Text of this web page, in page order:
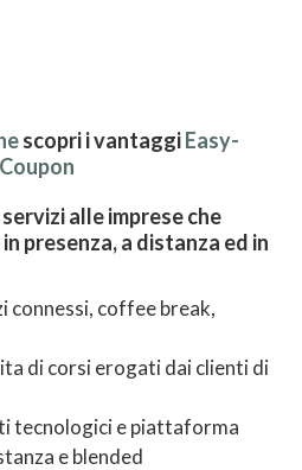
scopri i vantaggiEasy-
Coupon
alle imprese che
presenza, a distanza ed in
coffee break,
di corsi erogati dai clienti di
tecnologici e piattaforma
e blended